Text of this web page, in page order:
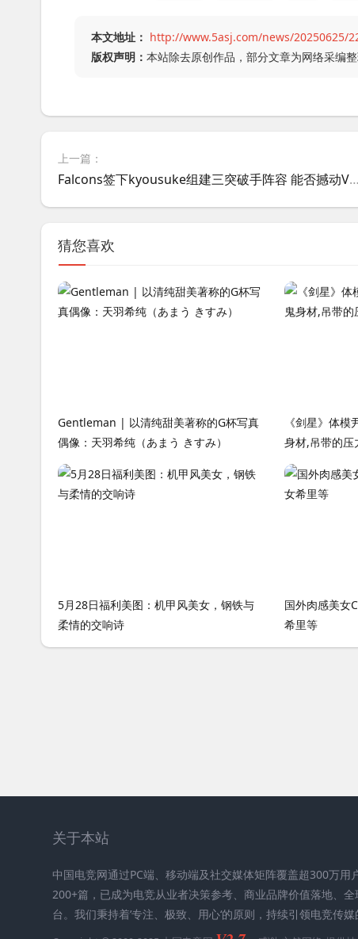
本文地址： http://www.5asj.com/news/20250625/
版权声明： 本站除去原创作品，部分文章为网络采编
上一篇：
Falcons签下kyousuke组建三突破手阵容 能否撼动Vitality王朝？
猜您喜欢
Gentleman | 以清纯甜美著称的G杯写真
偶像：天羽希纯（あまう きすみ）
《剑星》体
身材,吊带的压
5月28日福利美图：机甲风美女，钢铁与
柔情的交响诗
国外肉感美女
希里等
关于本站
中国电竞网通过PC端、移动端及社交媒体矩阵覆盖超300万用
200+篇，已成为电竞从业者决策参考、商业品牌价值落地、
台。我们秉持着’专注、极致、用心‘的原则，持续引领电竞传媒